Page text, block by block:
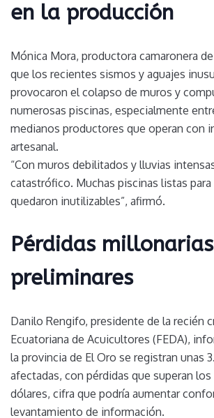
en la producción
Mónica Mora, productora camaronera
que los recientes sismos y aguajes
provocaron el colapso de muros y
numerosas piscinas, especialmente
medianos productores que operan con
artesanal.
“Con muros debilitados y lluvias
catastrófico. Muchas piscinas listas para
quedaron inutilizables”, afirmó.
Pérdidas
preliminares
Danilo Rengifo, presidente de la recién
Ecuatoriana de Acuicultores (FEDA),
la provincia de El Oro se registran unas
afectadas, con pérdidas que superan
dólares, cifra que podría aumentar
levantamiento de información.